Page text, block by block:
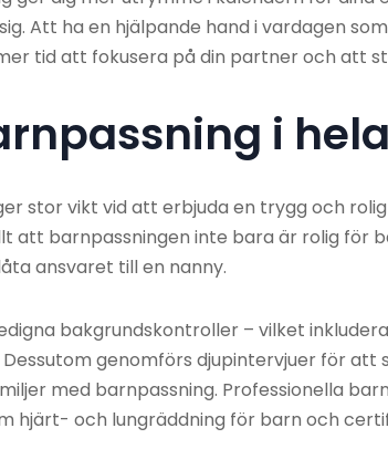
Att ha en hjälpande hand i vardagen
tid att fokusera på din partner och att
i
stor vikt vid att erbjuda en trygg och
att barnpassningen inte bara är rolig för
ansvaret till en nanny.
bakgrundskontroller – vilket
genomförs djupintervjuer för att
med barnpassning. Professionella
hjärt- och lungräddning för barn och